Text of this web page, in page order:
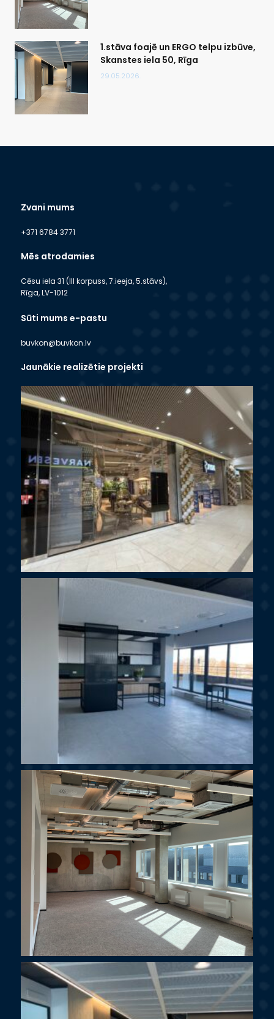
1.stāva foajē un ERGO telpu izbūve,
Skanstes iela 50, Rīga
29.05.2026.
Zvani mums
+371 6784 3771
Mēs atrodamies
Cēsu iela 31 (III korpuss, 7.ieeja, 5.stāvs),
Rīga, LV-1012
Sūti mums e-pastu
buvkon@buvkon.lv
Jaunākie realizētie projekti